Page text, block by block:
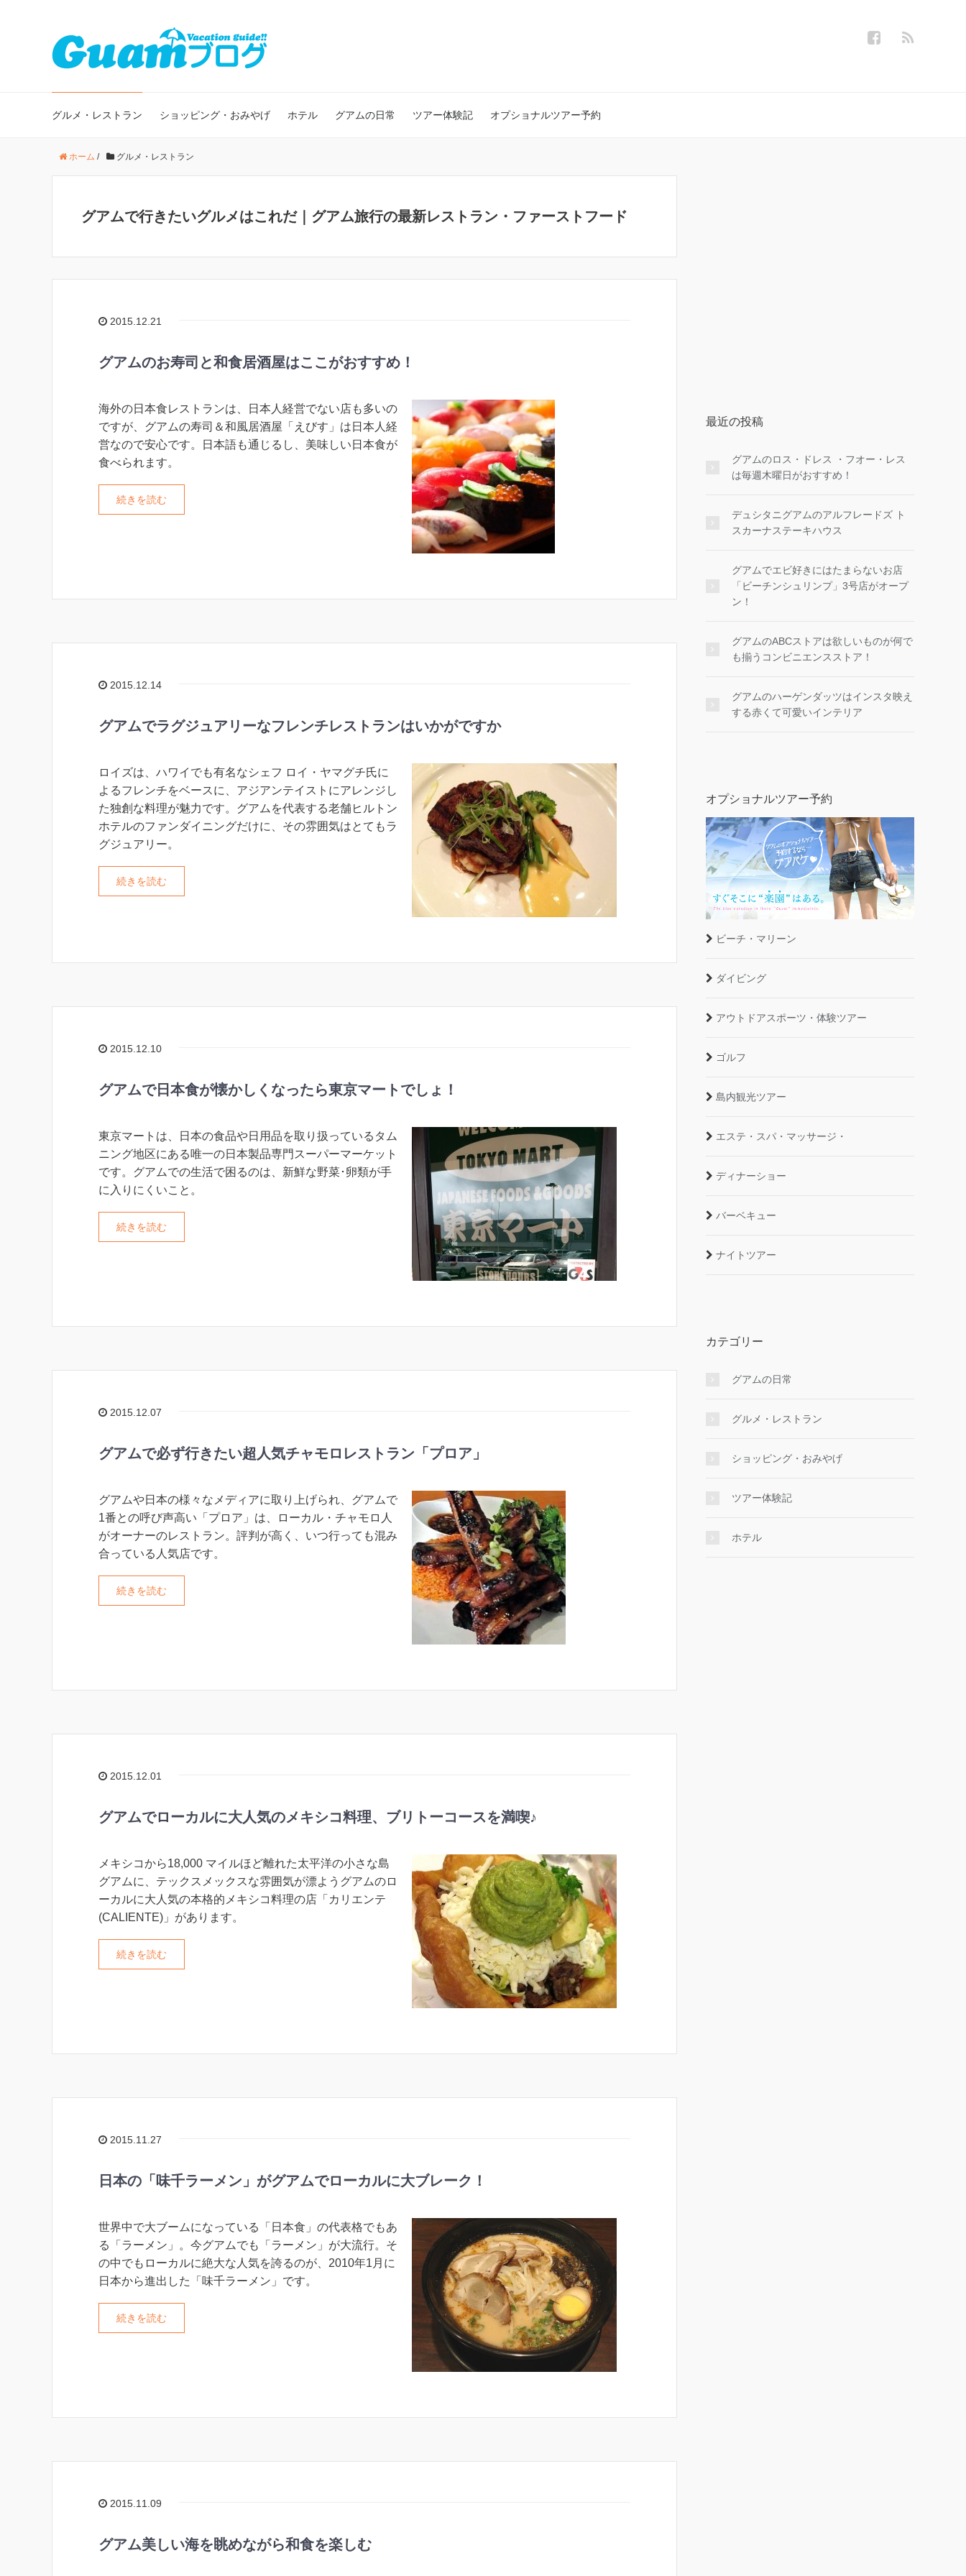
グルメ・レストラン ショッピング・おみやげ ホテル グアムの日常 ツアー体験記 オプショナルツアー予約
ホーム / グルメ・レストラン
グアムで行きたいグルメはこれだ｜グアム旅行の最新レストラン・ファーストフード
2015.12.21
グアムのお寿司と和食居酒屋はここがおすすめ！
海外の日本食レストランは、日本人経営でない店も多いの
ですが、グアムの寿司＆和風居酒屋「えびす」は日本人経
営なので安心です。日本語も通じるし、美味しい日本食が
食べられます。
続きを読む
2015.12.14
グアムでラグジュアリーなフレンチレストランはいかがですか
ロイズは、ハワイでも有名なシェフ ロイ・ヤマグチ氏に
よるフレンチをベースに、アジアンテイストにアレンジし
た独創な料理が魅力です。グアムを代表する老舗ヒルトン
ホテルのファンダイニングだけに、その雰囲気はとてもラ
グジュアリー。
続きを読む
2015.12.10
グアムで日本食が懐かしくなったら東京マートでしょ！
東京マートは、日本の食品や日用品を取り扱っているタム
ニング地区にある唯一の日本製品専門スーパーマーケット
です。グアムでの生活で困るのは、新鮮な野菜･卵類が手
に入りにくいこと。
続きを読む
2015.12.07
グアムで必ず行きたい超人気チャモロレストラン「プロア」
グアムや日本の様々なメディアに取り上げられ、グアムで
1番との呼び声高い「プロア」は、ローカル・チャモロ人
がオーナーのレストラン。評判が高く、いつ行っても混み
合っている人気店です。
続きを読む
2015.12.01
グアムでローカルに大人気のメキシコ料理、ブリトーコースを満喫♪
メキシコから18,000 マイルほど離れた太平洋の小さな島
グアムに、テックスメックスな雰囲気が漂ようグアムのロ
ーカルに大人気の本格的メキシコ料理の店「カリエンテ
(CALIENTE)」があります。
続きを読む
2015.11.27
日本の「味千ラーメン」がグアムでローカルに大ブレーク！
世界中で大ブームになっている「日本食」の代表格でもあ
る「ラーメン」。今グアムでも「ラーメン」が大流行。そ
の中でもローカルに絶大な人気を誇るのが、2010年1月に
日本から進出した「味千ラーメン」です。
続きを読む
2015.11.09
グアム美しい海を眺めながら和食を楽しむ
最近の投稿
グアムのロス・ドレス ・フオー・レス
は毎週木曜日がおすすめ！
デュシタニグアムのアルフレードズ ト
スカーナステーキハウス
グアムでエビ好きにはたまらないお店
「ビーチンシュリンプ」3号店がオープ
ン！
グアムのABCストアは欲しいものが何で
も揃うコンビニエンスストア！
グアムのハーゲンダッツはインスタ映え
する赤くて可愛いインテリア
オプショナルツアー予約
ビーチ・マリーン
ダイビング
アウトドアスポーツ・体験ツアー
ゴルフ
島内観光ツアー
エステ・スパ・マッサージ・
ディナーショー
バーベキュー
ナイトツアー
カテゴリー
グアムの日常
グルメ・レストラン
ショッピング・おみやげ
ツアー体験記
ホテル